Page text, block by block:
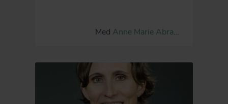
Med Anne Marie Abrahamson